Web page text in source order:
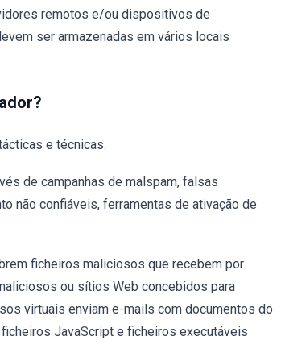
remotos e/ou dispositivos de
ser armazenadas em vários locais
e técnicas.
de campanhas de malspam, falsas
não confiáveis, ferramentas de ativação de
ficheiros maliciosos que recebem por
ou sítios Web concebidos para
virtuais enviam e-mails com documentos do
JavaScript e ficheiros executáveis